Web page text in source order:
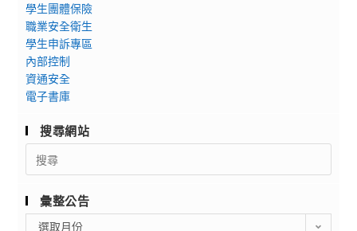
學生團體保險
職業安全衛生
學生申訴專區
內部控制
資通安全
電子書庫
搜尋網站
Search
for:
彙整公告
選取月份